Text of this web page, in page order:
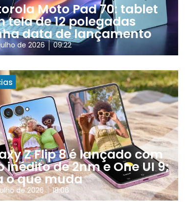
Moto Pad 70: tablet
tela de 12 polegadas
data de lançamento
de 2026 09:22
Z Flip 8 é lançado com
inédito de 2nm e One UI 9;
o que muda
de 2026 18:06